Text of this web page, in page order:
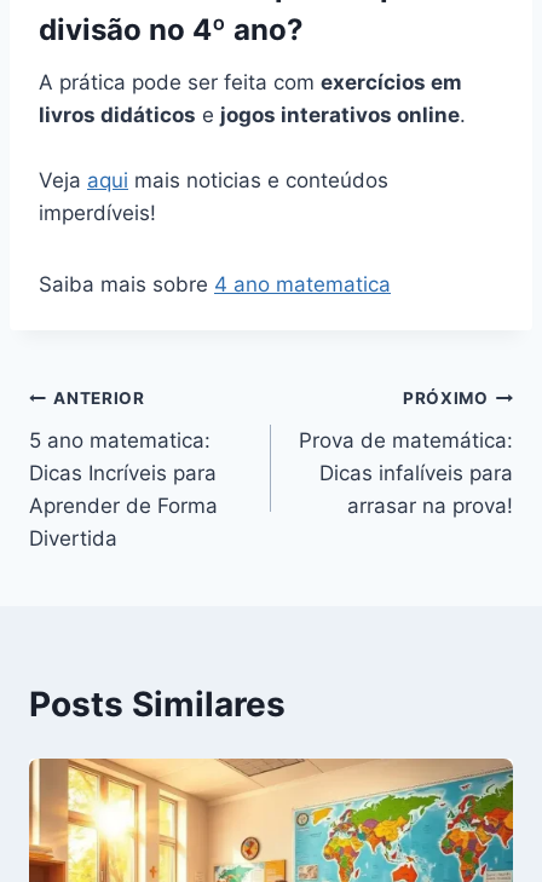
divisão no 4º ano?
A prática pode ser feita com exercícios em
livros didáticos e jogos interativos online.
Veja aqui mais noticias e conteúdos
imperdíveis!
Saiba mais sobre 4 ano matematica
Navegação
de
Post
ANTERIOR
5 ano matematica:
Dicas Incríveis para
Aprender de Forma
Divertida
PRÓXIMO
Prova de matemática:
Dicas infalíveis para
arrasar na prova!
Posts Similares